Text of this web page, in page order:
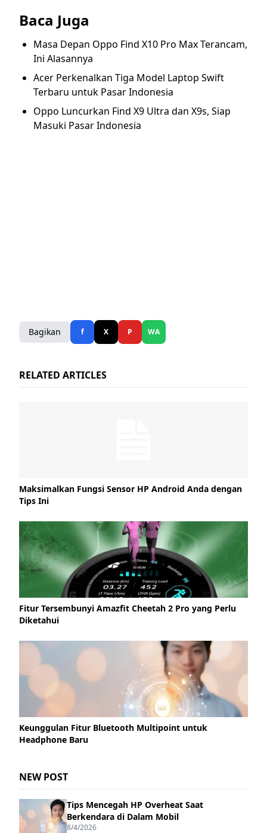
Baca Juga
Masa Depan Oppo Find X10 Pro Max Terancam,
Ini Alasannya
Acer Perkenalkan Tiga Model Laptop Swift
Terbaru untuk Pasar Indonesia
Oppo Luncurkan Find X9 Ultra dan X9s, Siap
Masuki Pasar Indonesia
Bagikan f X P WA
RELATED ARTICLES
Maksimalkan Fungsi Sensor HP Android Anda dengan
Tips Ini
Fitur Tersembunyi Amazfit Cheetah 2 Pro yang Perlu
Diketahui
Keunggulan Fitur Bluetooth Multipoint untuk
Headphone Baru
NEW POST
Tips Mencegah HP Overheat Saat
Berkendara di Dalam Mobil
8/4/2026